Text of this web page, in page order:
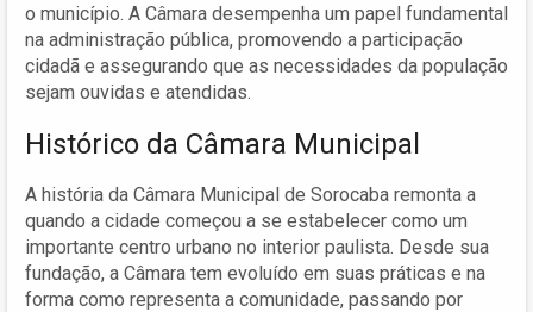
o município. A Câmara desempenha um papel fundamental
na administração pública, promovendo a participação
cidadã e assegurando que as necessidades da população
sejam ouvidas e atendidas.
Histórico da Câmara Municipal
A história da Câmara Municipal de Sorocaba remonta a
quando a cidade começou a se estabelecer como um
importante centro urbano no interior paulista. Desde sua
fundação, a Câmara tem evoluído em suas práticas e na
forma como representa a comunidade, passando por